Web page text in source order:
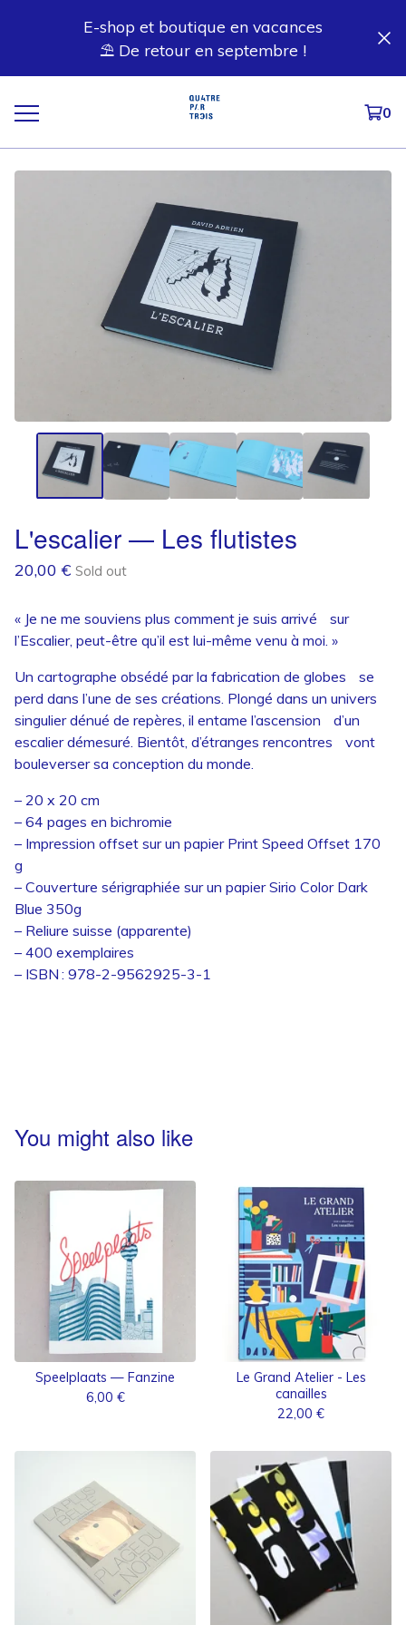
E-shop et boutique en vacances
⛱️ De retour en septembre !
0
L'escalier — Les flutistes
20,00 € Sold out
« Je ne me souviens plus comment je suis arrivé sur
l’Escalier, peut-être qu’il est lui-même venu à moi. »
Un cartographe obsédé par la fabrication de globes se
perd dans l’une de ses créations. Plongé dans un univers
singulier dénué de repères, il entame l’ascension d’un
escalier démesuré. Bientôt, d’étranges rencontres vont
bouleverser sa conception du monde.
– 20 x 20 cm
– 64 pages en bichromie
– Impression offset sur un papier Print Speed Offset 170
g
– Couverture sérigraphiée sur un papier Sirio Color Dark
Blue 350g
– Reliure suisse (apparente)
– 400 exemplaires
– ISBN : 978-2-9562925-3-1
You might also like
Speelplaats — Fanzine
6,00 €
Le Grand Atelier - Les
canailles
22,00 €